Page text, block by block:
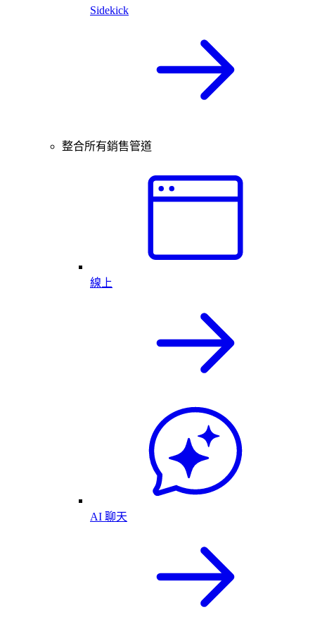
Sidekick
整合所有銷售管道
線上
AI 聊天